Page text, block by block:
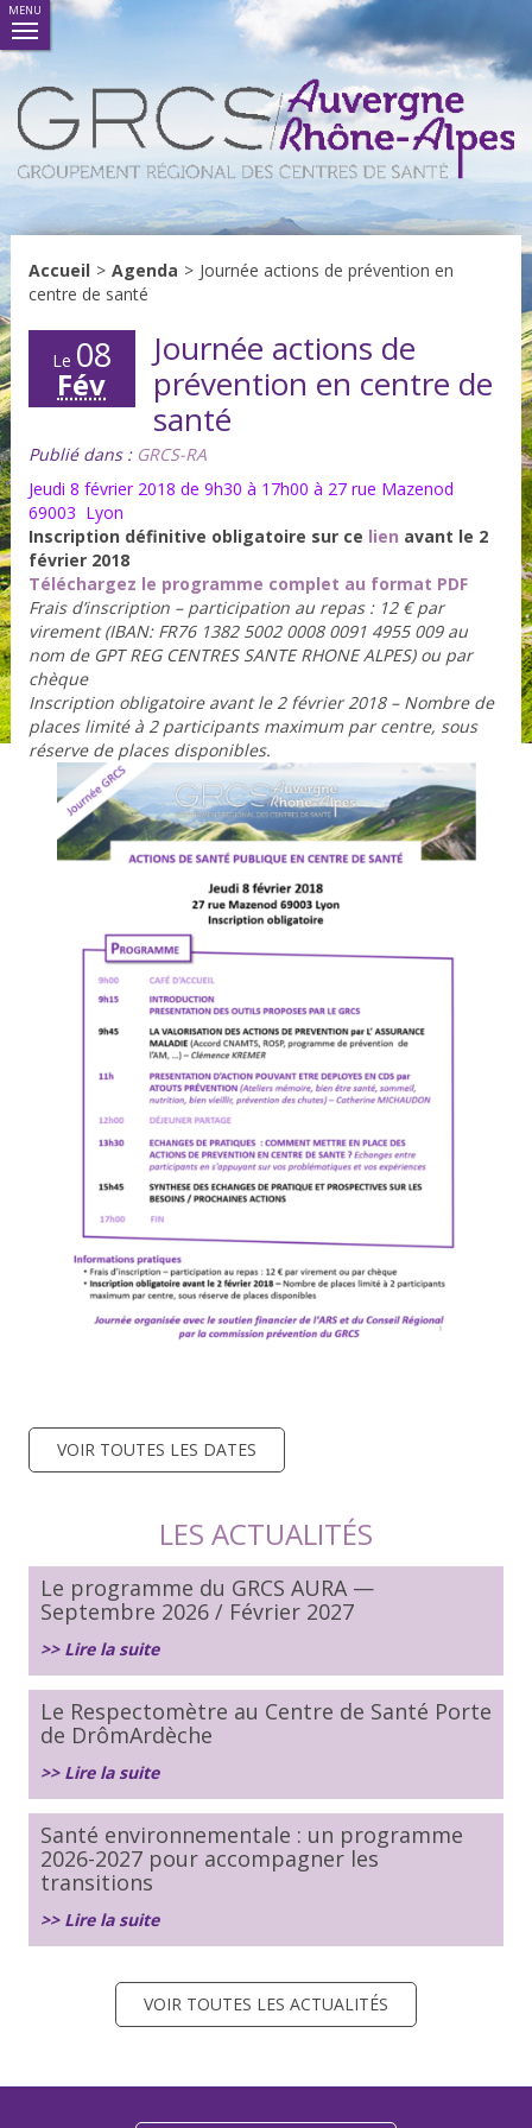
MENU
Accueil > Agenda > Journée actions de prévention en
centre de santé
Le 08
Fév
Journée actions de
prévention en centre de
santé
Publié dans : GRCS-RA
Jeudi 8 février 2018 de 9h30 à 17h00 à 27 rue Mazenod
69003 Lyon
Inscription définitive obligatoire sur ce lien avant le 2
février 2018
Téléchargez le programme complet au format PDF
Frais d’inscription – participation au repas : 12 € par
virement (IBAN: FR76 1382 5002 0008 0091 4955 009 au
nom de GPT REG CENTRES SANTE RHONE ALPES) ou par
chèque
Inscription obligatoire avant le 2 février 2018 – Nombre de
places limité à 2 participants maximum par centre, sous
réserve de places disponibles.
VOIR TOUTES LES DATES
LES ACTUALITÉS
Le programme du GRCS AURA —
Septembre 2026 / Février 2027
>> Lire la suite
Le Respectomètre au Centre de Santé Porte
de DrômArdèche
>> Lire la suite
Santé environnementale : un programme
2026-2027 pour accompagner les
transitions
>> Lire la suite
VOIR TOUTES LES ACTUALITÉS